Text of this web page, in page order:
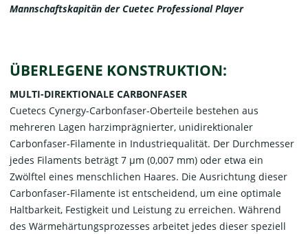
Mannschaftskapitän der Cuetec Professional Player
ÜBERLEGENE KONSTRUKTION:
MULTI-DIREKTIONALE CARBONFASER
Cuetecs Cynergy-Carbonfaser-Oberteile bestehen aus
mehreren Lagen harzimprägnierter, unidirektionaler
Carbonfaser-Filamente in Industriequalität. Der Durchmesser
jedes Filaments beträgt 7 μm (0,007 mm) oder etwa ein
Zwölftel eines menschlichen Haares. Die Ausrichtung dieser
Carbonfaser-Filamente ist entscheidend, um eine optimale
Haltbarkeit, Festigkeit und Leistung zu erreichen. Während
des Wärmehärtungsprozesses arbeitet jedes dieser speziell